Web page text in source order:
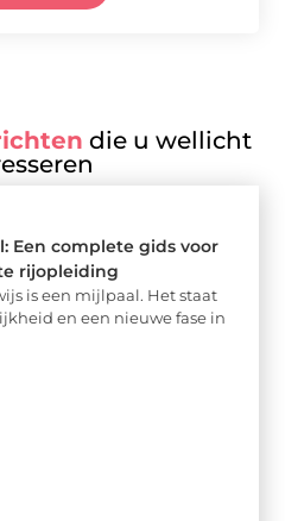
die u wellicht
Een complete gids voor
rijopleiding
is een mijlpaal. Het staat
en een nieuwe fase in